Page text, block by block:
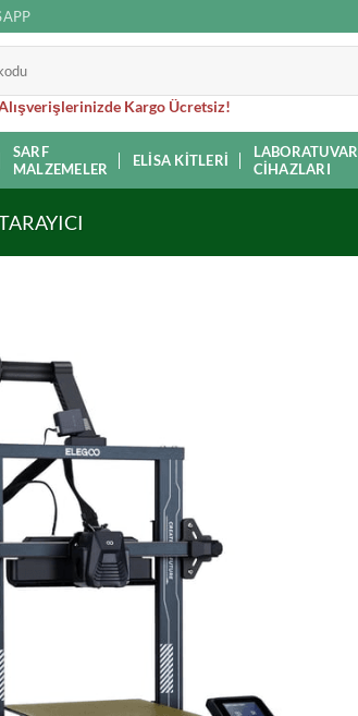
Kargo Ücretsiz!
SARF
MALZEMELER
ELISA KITLERI
LABORATUVAR
CIHAZLARI